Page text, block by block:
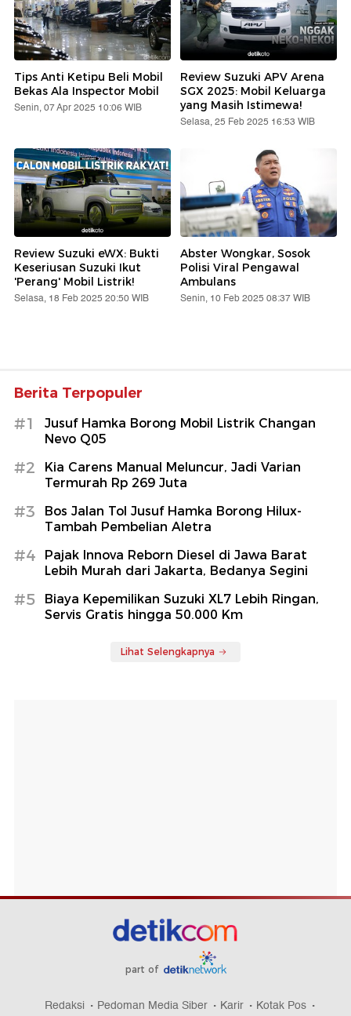
Tips Anti Ketipu Beli Mobil
Bekas Ala Inspector Mobil
Senin, 07 Apr 2025 10:06 WIB
Review Suzuki APV Arena
SGX 2025: Mobil Keluarga
yang Masih Istimewa!
Selasa, 25 Feb 2025 16:53 WIB
Review Suzuki eWX: Bukti
Keseriusan Suzuki Ikut
'Perang' Mobil Listrik!
Selasa, 18 Feb 2025 20:50 WIB
Abster Wongkar, Sosok
Polisi Viral Pengawal
Ambulans
Senin, 10 Feb 2025 08:37 WIB
Berita Terpopuler
#1
Jusuf Hamka Borong Mobil Listrik Changan
Nevo Q05
#2
Kia Carens Manual Meluncur, Jadi Varian
Termurah Rp 269 Juta
#3
Bos Jalan Tol Jusuf Hamka Borong Hilux-
Tambah Pembelian Aletra
#4
Pajak Innova Reborn Diesel di Jawa Barat
Lebih Murah dari Jakarta, Bedanya Segini
#5
Biaya Kepemilikan Suzuki XL7 Lebih Ringan,
Servis Gratis hingga 50.000 Km
Lihat Selengkapnya
part of
Redaksi Pedoman Media Siber Karir Kotak Pos